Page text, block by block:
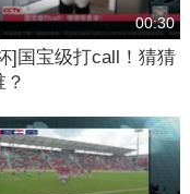
00:30
]国宝级打call！猜猜